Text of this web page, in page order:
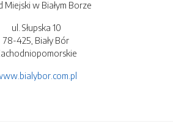
Miejski w Białym Borze
ul. Słupska 10
78-425, Biały Bór